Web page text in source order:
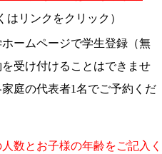
はリンクをクリック）
ームページで学生登録（無
受け付けることはできませ
庭の代表者1名でご予約くだ
数とお子様の年齢をご記入く